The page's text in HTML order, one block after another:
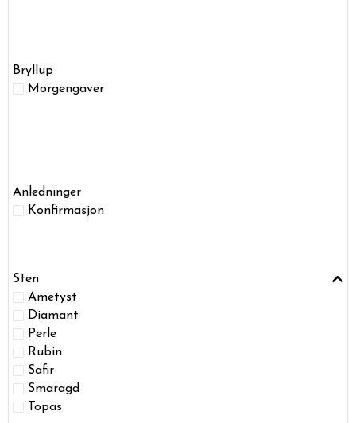
Bryllup
Morgengaver
Anledninger
Konfirmasjon
Sten
Ametyst
Diamant
Perle
Rubin
Safir
Smaragd
Topas